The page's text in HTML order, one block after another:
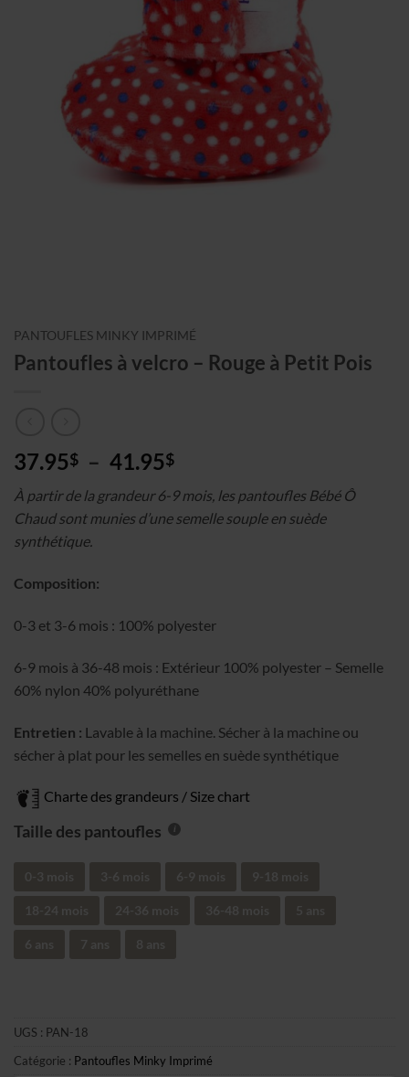
PANTOUFLES MINKY IMPRIMÉ
Pantoufles à velcro – Rouge à Petit Pois
37.95$ – 41.95$Plage
prix :
37.95$
À partir de la grandeur 6-9 mois, les pantoufles Bébé Ô
Chaud sont munies d’une semelle souple en suède
synthétique.
Composition:
0-3 et 3-6 mois : 100% polyester
6-9 mois à 36-48 mois : Extérieur 100% polyester – Semelle
60% nylon 40% polyuréthane
Entretien : Lavable à la machine. Sécher à la machine ou
sécher à plat pour les semelles en suède synthétique
Charte des grandeurs / Size chart
Taille des pantoufles
0-3 mois 3-6 mois 6-9 mois 9-18 mois
18-24 mois 24-36 mois 36-48 mois 5 ans
6 ans 7 ans 8 ans
UGS : PAN-18
Catégorie : Pantoufles Minky Imprimé